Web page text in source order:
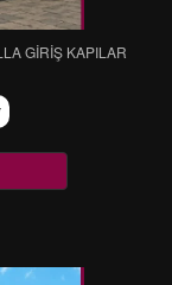
GİRİŞ KAPILAR